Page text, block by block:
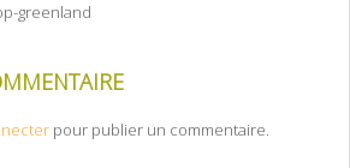
greenland
pour publier un commentaire.